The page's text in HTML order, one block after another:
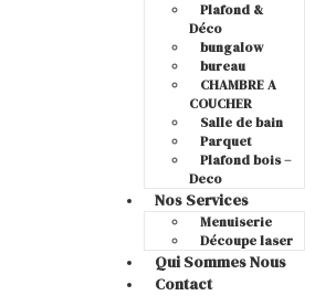
Plafond &
Déco
bungalow
bureau
CHAMBRE A
COUCHER
Salle de bain
Parquet
Plafond bois –
Deco
Nos Services
Menuiserie
Découpe laser
Qui Sommes Nous
Contact